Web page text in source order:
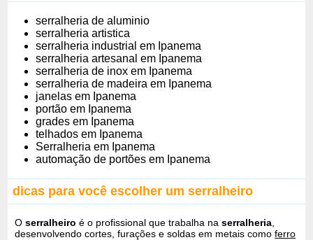
serralheria de aluminio
serralheria artistica
serralheria industrial em Ipanema
serralheria artesanal em Ipanema
serralheria de inox em Ipanema
serralheria de madeira em Ipanema
janelas em Ipanema
portão em Ipanema
grades em Ipanema
telhados em Ipanema
Serralheria em Ipanema
automação de portões em Ipanema
dicas para você escolher um serralheiro
Oserralheiro é o profissional que trabalha naserralheria
desenvolvendo cortes, furações e soldas em metais comoferro